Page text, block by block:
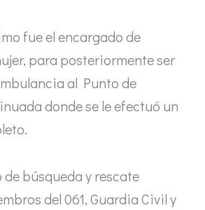
fue el encargado de
para posteriormente ser
al Punto de
donde se le efectuó un
de búsqueda y rescate
del 061, Guardia Civil y